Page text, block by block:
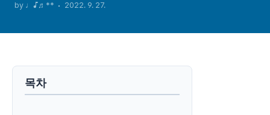
by ♩♪♬** 2022. 9. 27.
목차